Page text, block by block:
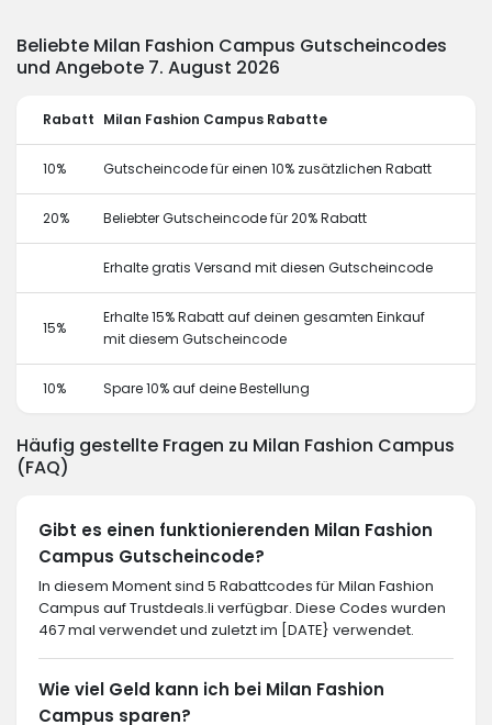
Beliebte Milan Fashion Campus Gutscheincodes
und Angebote 7. August 2026
Rabatt Milan Fashion Campus Rabatte
10% Gutscheincode für einen 10% zusätzlichen Rabatt
20% Beliebter Gutscheincode für 20% Rabatt
Erhalte gratis Versand mit diesen Gutscheincode
15%
Erhalte 15% Rabatt auf deinen gesamten Einkauf
mit diesem Gutscheincode
10% Spare 10% auf deine Bestellung
Häufig gestellte Fragen zu Milan Fashion Campus
(FAQ)
Gibt es einen funktionierenden Milan Fashion
Campus Gutscheincode?
In diesem Moment sind 5 Rabattcodes für Milan Fashion
Campus auf Trustdeals.li verfügbar. Diese Codes wurden
467 mal verwendet und zuletzt im [DATE} verwendet.
Wie viel Geld kann ich bei Milan Fashion
Campus sparen?